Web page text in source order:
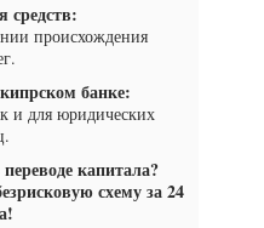
капитала?
схему за 24
средств:
происхождения
банке:
и для юридических